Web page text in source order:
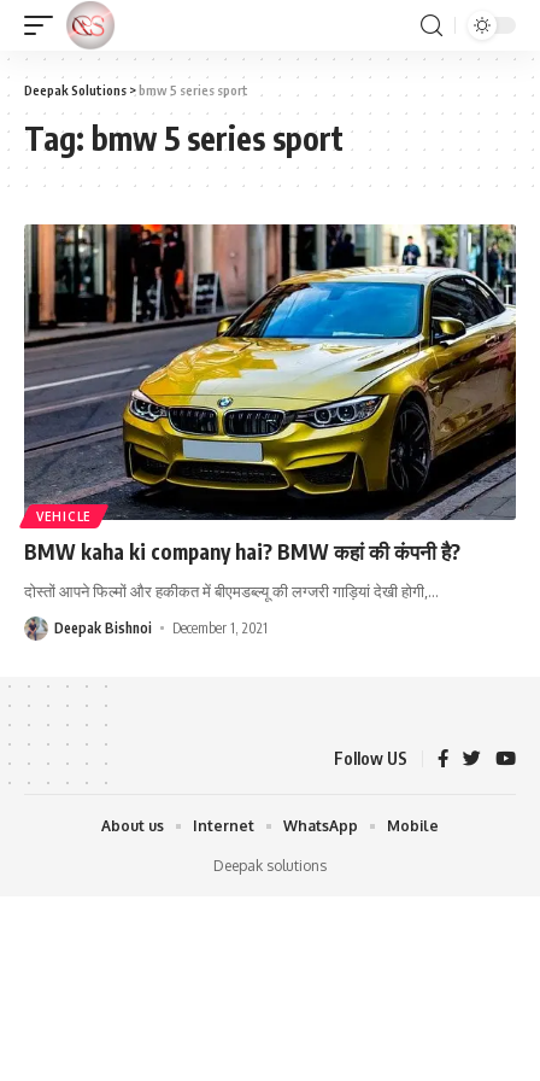
Deepak Solutions >bmw 5 series sport
Tag: bmw 5 series sport
VEHICLE
BMW kaha ki company hai? BMW कहां की कंपनी है?
दोस्तों आपने फिल्मों और हकीकत में बीएमडब्ल्यू की लग्जरी गाड़ियां देखी होगी, …
Deepak Bishnoi December 1, 2021
Follow US
Deepak solutions
About us Internet WhatsApp Mobile